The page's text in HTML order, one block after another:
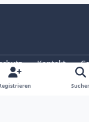
Kontakt
e. V.
Powered